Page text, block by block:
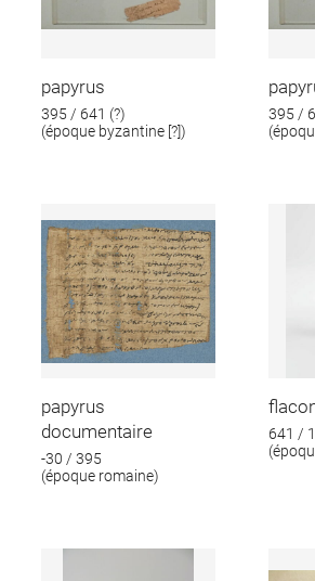
papyrus
395 / 641 (?)
(époque byzantine [?])
395 /
papyrus
documentaire
-30 / 395
(époque romaine)
641 /